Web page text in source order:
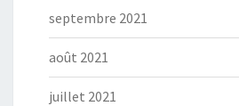
septembre 2021
août 2021
juillet 2021